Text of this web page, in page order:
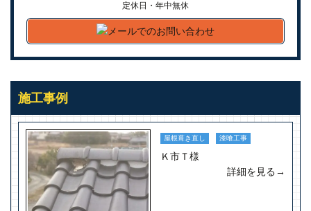
定休日・年中無休
施工事例
屋根葺き直し 漆喰工事
Ｋ市Ｔ様
詳細を見る→